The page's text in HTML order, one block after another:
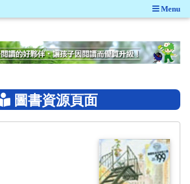
Menu
圖書資源頁面